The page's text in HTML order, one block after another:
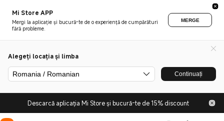
Mi Store APP
Mergi la aplicație și bucură-te de o experiență de cumpărături
fără probleme.
MERGE
Alegeți locația și limba
Romania / Romanian Continuați
Descarcă aplicația Mi Store și bucură-te de 15% discount